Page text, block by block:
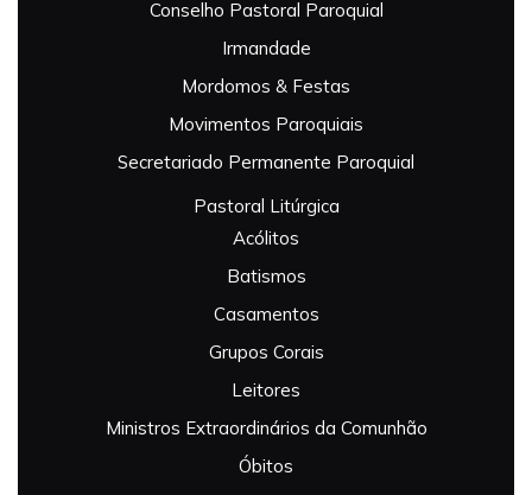
Conselho Pastoral Paroquial
Irmandade
Mordomos & Festas
Movimentos Paroquiais
Secretariado Permanente Paroquial
Pastoral Litúrgica
Acólitos
Batismos
Casamentos
Grupos Corais
Leitores
Ministros Extraordinários da Comunhão
Óbitos